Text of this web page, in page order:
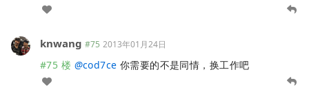
knwang #75 2013年01月24日
#75 楼 @cod7ce 你需要的不是同情，换工作吧